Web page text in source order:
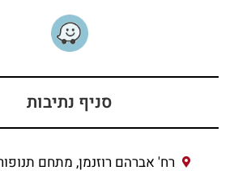
סניף נתיבות
רח' אברהם רוזנמן, מתחם